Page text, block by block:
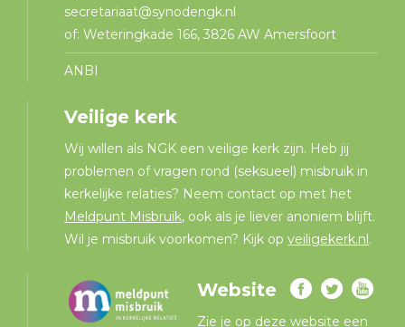
secretariaat@synodengk.nl
of: Weteringkade 166, 3826 AW Amersfoort
ANBI
Veilige kerk
Wij willen als NGK een veilige kerk zijn. Heb jij
problemen of vragen rond (seksueel) misbruik in
kerkelijke relaties? Neem contact op met het
Meldpunt Misbruik, ook als je liever anoniem blijft.
Wil je misbruik voorkomen? Kijk opveiligekerk.nl.
Website
Zie je op deze website een